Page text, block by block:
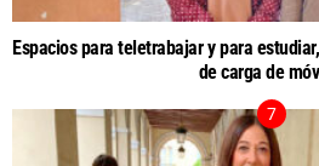
Espacios para teletrabajar y para
de carga de